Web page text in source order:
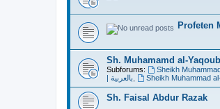
Profeten
Sh. Muhamamd al-
Subforums: Sheikh
| بالعربية
Sheikh Muhammad
Sh. Faisal Abdur Razak